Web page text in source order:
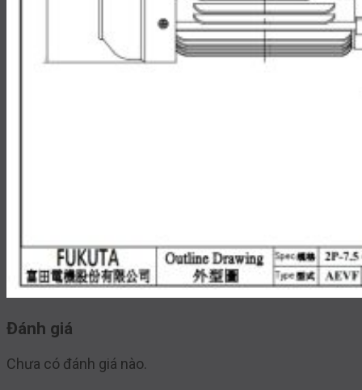
Đánh giá
Chưa có đánh giá nào.